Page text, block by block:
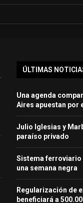
ÚLTIMAS
Una agenda
Aires apuestan
Julio Iglesias y
paraíso privado
Sistema ferroviario
una semana negra
Regularización de
beneficiará a